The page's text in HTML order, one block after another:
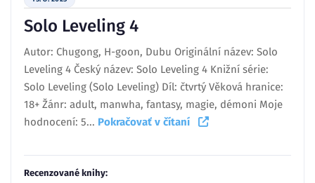
Solo Leveling 4
Autor: Chugong, H-goon, Dubu Originální název: Solo
Leveling 4 Český název: Solo Leveling 4 Knižní série:
Solo Leveling (Solo Leveling) Díl: čtvrtý Věková hranice:
18+ Žánr: adult, manwha, fantasy, magie, démoni Moje
hodnocení: 5... Pokračovať v čítaní
Recenzované knihy: